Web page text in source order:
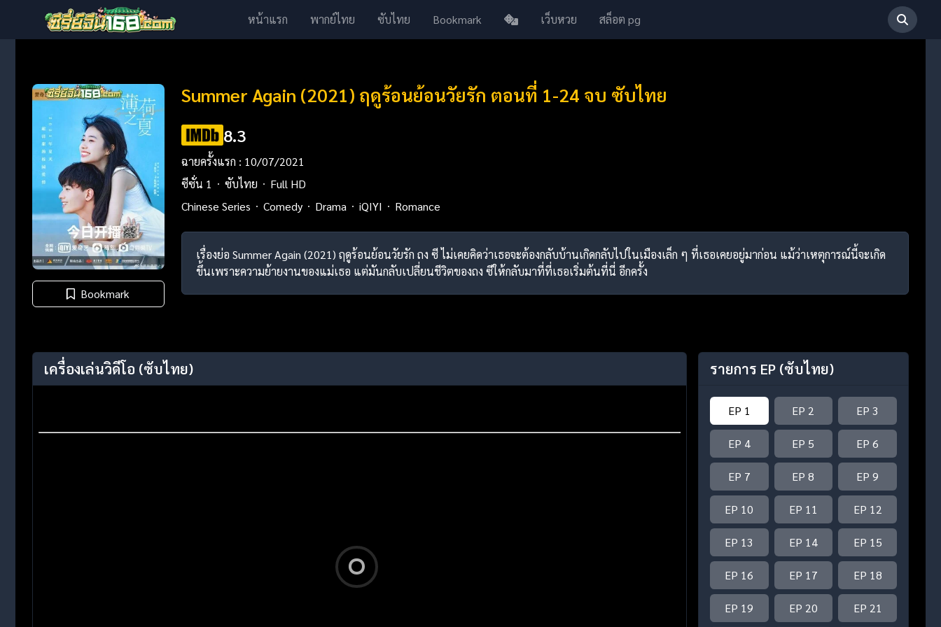
หน้าแรก พากย์ไทย ซับไทย Bookmark เว็บหวย สล็อต pg
Bookmark
Summer Again (2021) ฤดูร้อนย้อนวัยรัก ตอนที่ 1-24 จบ ซับไทย
8.3
ฉายครั้งแรก : 10/07/2021
ซีซั่น 1
ซับไทย
Full HD
Chinese Series
Comedy Drama iQIYI Romance
เรื่องย่อ Summer Again (2021) ฤดูร้อนย้อนวัยรัก ถง ซี ไม่เคยคิดว่าเธอจะต้องกลับบ้านเกิดกลับไปในเมืองเล็ก ๆ ที่เธอเคยอยู่มาก่อน แม้ว่าเหตุการณ์นี้จะเกิด
ขึ้นเพราะความย้ายงานของแม่เธอ แต่มันกลับเปลี่ยนชีวิตของถง ซีให้กลับมาที่ที่เธอเริ่มต้นที่นี่ อีกครั้ง
เครื่องเล่นวิดีโอ (ซับไทย) รายการ EP (ซับไทย)
EP 1 EP 2 EP 3
EP 4 EP 5 EP 6
EP 7 EP 8 EP 9
EP 10 EP 11 EP 12
EP 13 EP 14 EP 15
EP 16 EP 17 EP 18
EP 19 EP 20 EP 21